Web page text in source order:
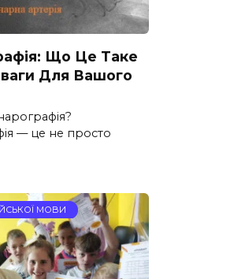
Що Це Таке
Для Вашого
— це не просто
МОВИ